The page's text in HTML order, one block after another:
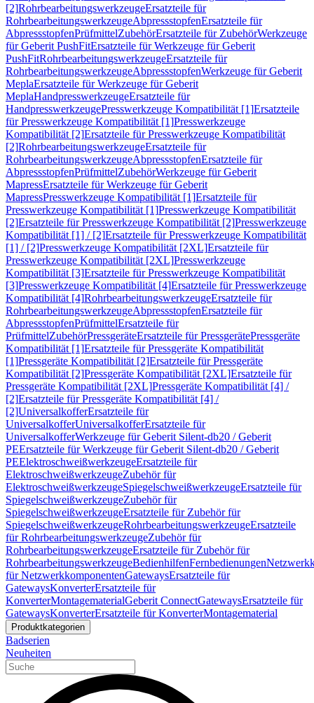
[2]RohrbearbeitungswerkzeugeErsatzteile für
RohrbearbeitungswerkzeugeAbpressstopfenErsatzteile für
AbpressstopfenPrüfmittelZubehörErsatzteile für ZubehörWerkzeuge
für Geberit PushFitErsatzteile für Werkzeuge für Geberit
PushFitRohrbearbeitungswerkzeugeErsatzteile für
RohrbearbeitungswerkzeugeAbpressstopfenWerkzeuge für Geberit
MeplaErsatzteile für Werkzeuge für Geberit
MeplaHandpresswerkzeugeErsatzteile für
HandpresswerkzeugePresswerkzeuge Kompatibilität [1]Ersatzteile
für Presswerkzeuge Kompatibilität [1]Presswerkzeuge
Kompatibilität [2]Ersatzteile für Presswerkzeuge Kompatibilität
[2]RohrbearbeitungswerkzeugeErsatzteile für
RohrbearbeitungswerkzeugeAbpressstopfenErsatzteile für
AbpressstopfenPrüfmittelZubehörWerkzeuge für Geberit
MapressErsatzteile für Werkzeuge für Geberit
MapressPresswerkzeuge Kompatibilität [1]Ersatzteile für
Presswerkzeuge Kompatibilität [1]Presswerkzeuge Kompatibilität
[2]Ersatzteile für Presswerkzeuge Kompatibilität [2]Presswerkzeuge
Kompatibilität [1] / [2]Ersatzteile für Presswerkzeuge Kompatibilität
[1] / [2]Presswerkzeuge Kompatibilität [2XL]Ersatzteile für
Presswerkzeuge Kompatibilität [2XL]Presswerkzeuge
Kompatibilität [3]Ersatzteile für Presswerkzeuge Kompatibilität
[3]Presswerkzeuge Kompatibilität [4]Ersatzteile für Presswerkzeuge
Kompatibilität [4]RohrbearbeitungswerkzeugeErsatzteile für
RohrbearbeitungswerkzeugeAbpressstopfenErsatzteile für
AbpressstopfenPrüfmittelErsatzteile für
PrüfmittelZubehörPressgeräteErsatzteile für PressgerätePressgeräte
Kompatibilität [1]Ersatzteile für Pressgeräte Kompatibilität
[1]Pressgeräte Kompatibilität [2]Ersatzteile für Pressgeräte
Kompatibilität [2]Pressgeräte Kompatibilität [2XL]Ersatzteile für
Pressgeräte Kompatibilität [2XL]Pressgeräte Kompatibilität [4] /
[2]Ersatzteile für Pressgeräte Kompatibilität [4] /
[2]UniversalkofferErsatzteile für
UniversalkofferUniversalkofferErsatzteile für
UniversalkofferWerkzeuge für Geberit Silent-db20 / Geberit
PEErsatzteile für Werkzeuge für Geberit Silent-db20 / Geberit
PEElektroschweißwerkzeugeErsatzteile für
ElektroschweißwerkzeugeZubehör für
ElektroschweißwerkzeugeSpiegelschweißwerkzeugeErsatzteile für
SpiegelschweißwerkzeugeZubehör für
SpiegelschweißwerkzeugeErsatzteile für Zubehör für
SpiegelschweißwerkzeugeRohrbearbeitungswerkzeugeErsatzteile
für RohrbearbeitungswerkzeugeZubehör für
RohrbearbeitungswerkzeugeErsatzteile für Zubehör für
RohrbearbeitungswerkzeugeBedienhilfenFernbedienungen
für NetzwerkkomponentenGatewaysErsatzteile für
GatewaysKonverterErsatzteile für
KonverterMontagematerialGeberit ConnectGatewaysErsatzteile für
GatewaysKonverterErsatzteile für KonverterMontagematerial
Produktkategorien
Badserien
Neuheiten